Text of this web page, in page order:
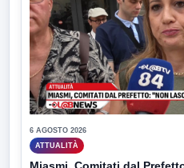
6 AGOSTO 2026
ATTUALITÀ